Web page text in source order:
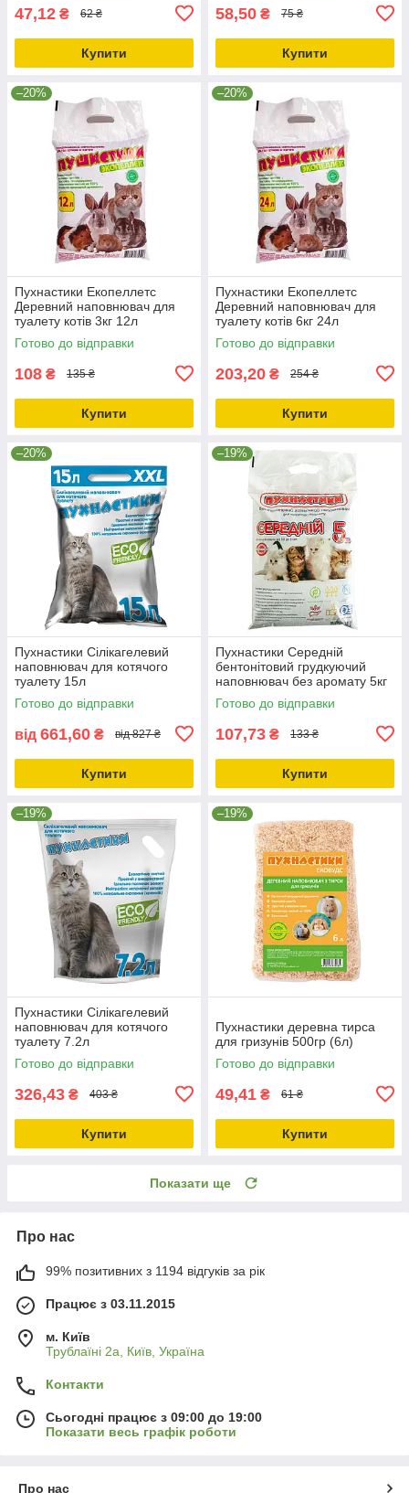
47,12 ₴ 62 ₴
Купити
58,50 ₴ 75 ₴
Купити
–20%
Пухнастики Екопеллетс
Деревний наповнювач для
туалету котів 3кг 12л
Готово до відправки
108 ₴ 135 ₴
Купити
–20%
Пухнастики Екопеллетс
Деревний наповнювач для
туалету котів 6кг 24л
Готово до відправки
203,20 ₴ 254 ₴
Купити
–20%
Пухнастики Сілікагелевий
наповнювач для котячого
туалету 15л
Готово до відправки
від 661,60 ₴ від 827 ₴
Купити
–19%
Пухнастики Середній
бентонітовий грудкуючий
наповнювач без аромату 5кг
Готово до відправки
107,73 ₴ 133 ₴
Купити
–19%
Пухнастики Сілікагелевий
наповнювач для котячого
туалету 7.2л
Готово до відправки
326,43 ₴ 403 ₴
Купити
–19%
Пухнастики деревна тирса
для гризунів 500гр (6л)
Готово до відправки
49,41 ₴ 61 ₴
Купити
Показати ще
Про нас
99% позитивних з 1194 відгуків за рік
Працює з 03.11.2015
м. Київ
Трублаїні 2а, Київ, Україна
Контакти
Сьогодні працює з 09:00 до 19:00
Показати весь графік роботи
Про нас